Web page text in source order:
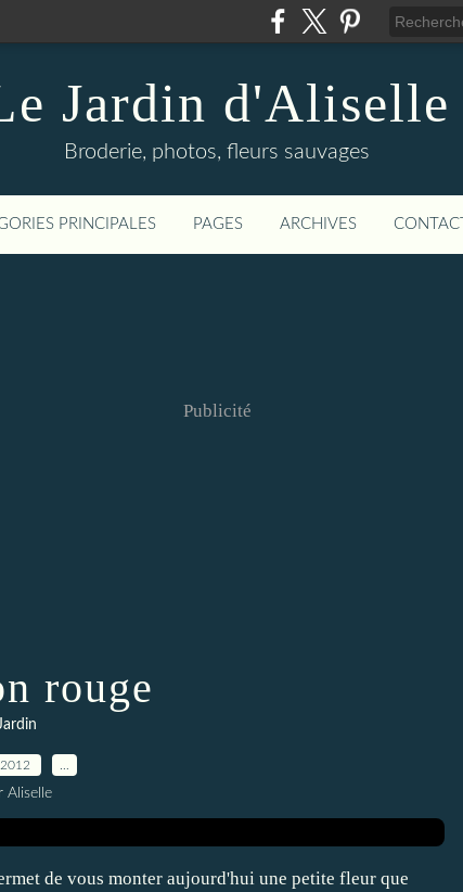
Jardin d'Aliselle
Broderie, photos, fleurs sauvages
PRINCIPALES PAGES ARCHIVES CONTACT
Publicité
rouge
Aliselle
de vous monter aujourd'hui une petite fleur que